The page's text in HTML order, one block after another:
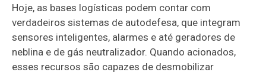
Hoje, as bases logísticas podem contar com
verdadeiros sistemas de autodefesa, que integram
sensores inteligentes, alarmes e até geradores de
neblina e de gás neutralizador. Quando acionados,
esses recursos são capazes de desmobilizar